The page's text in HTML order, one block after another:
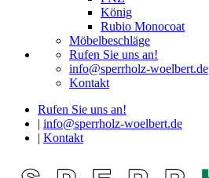
König
Rubio Monocoat
Möbelbeschläge
Rufen Sie uns an!
info@sperrholz-woelbert.de
Kontakt
Rufen Sie uns an!
info@sperrholz-woelbert.de
Kontakt